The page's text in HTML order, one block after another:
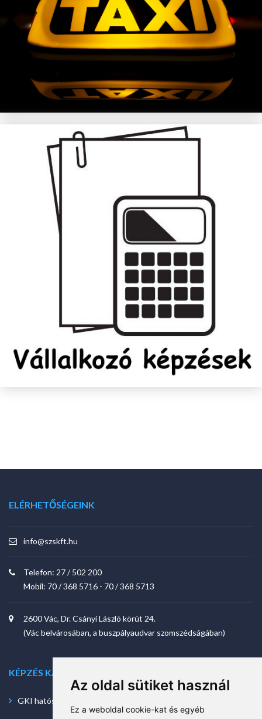
Az oldal sütiket használ
Ez a weboldal cookie-kat és egyéb
ELÉRHETŐSÉGEINK
info@szskft.hu
Telefon: 27 / 502 200
Mobil: 70 / 368 5716 - 70 / 368 5713
2600 Vác, Dr. Csányi László körút 24.
(Vác belvárosában, a buszpályaudvar szomszédságában)
KÉPZÉS KATEGÓRIÁK
GKI hatósági vizsgával